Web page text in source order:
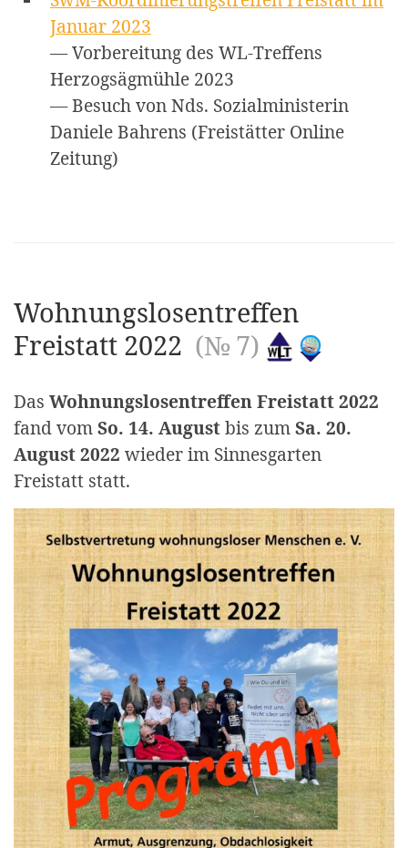
Januar 2023
— Vorbereitung des WL-Treffens
Herzogsägmühle 2023
— Besuch von Nds. Sozialministerin
Daniele Bahrens (Freistätter Online
Zeitung)
Wohnungslosentreffen
Freistatt 2022 (№ 7)
Das Wohnungslosentreffen Freistatt 2022
fand vomSo. 14. Augustbis zumSa. 20.
August 2022 wieder im Sinnesgarten
Freistatt statt.